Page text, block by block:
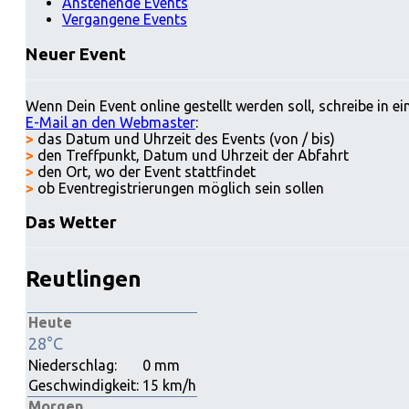
Vergangene Events
Neuer Event
Wenn Dein Event online gestellt werden soll, schreibe in
E-Mail an den Webmaster:
> das Datum und Uhrzeit des Events (von / bis)
> den Treffpunkt, Datum und Uhrzeit der Abfahrt
> den Ort, wo der Event stattfindet
> ob Eventregistrierungen möglich sein sollen
Das Wetter
Reutlingen
Heute
28°C
Niederschlag:
0 mm
Geschwindigkeit: 15 km/h